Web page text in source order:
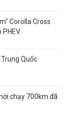
Corolla Cross
PHEV
Quốc
chạy 700km đã